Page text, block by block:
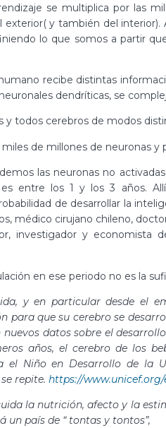
se multiplica por las
exterior( y también del
lo que somos a partir
recibe distintas
dendríticas, se
y todos cerebros de modos
de millones de neuronas y
las neuronas no
entre los 1 y los 3 años.
de desarrollar la
médico cirujano chileno,
investigador y economista
en ese periodo no es la
y en particular desde el
para que su cerebro se
datos sobre el
años, el cerebro de los
el Niño en Desarrollo de la
repite. https://
la nutrición, afecto y la
un país de “ tontas y tontos”,